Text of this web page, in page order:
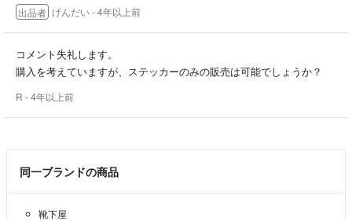
出品者 げんだい- 4年以上前
コメント失礼します。
購入を考えていますが、ステッカーのみの販売は可能でしょうか？
R - 4年以上前
同一ブランドの商品
靴下屋